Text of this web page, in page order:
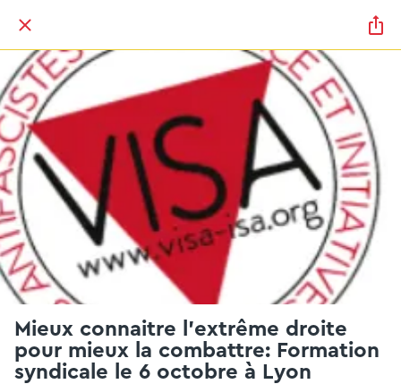
Mieux connaitre l'extrême droite
pour mieux la combattre: Formation
syndicale le 6 octobre à Lyon